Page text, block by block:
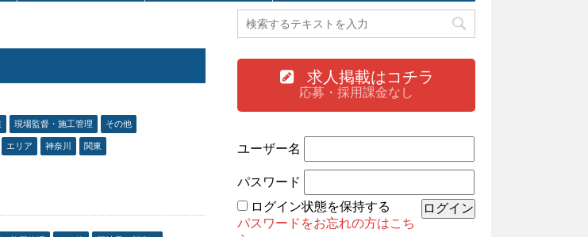
現場監督・施工管理 その他
エリア 神奈川 関東
求人掲載はコチラ
応募・採用課金なし
ユーザー名
パスワード
ログイン状態を保持する
パスワードをお忘れの方はこち